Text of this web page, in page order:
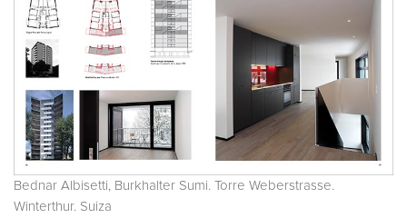
Bednar Albisetti, Burkhalter Sumi. Torre Weberstrasse.
Winterthur. Suiza